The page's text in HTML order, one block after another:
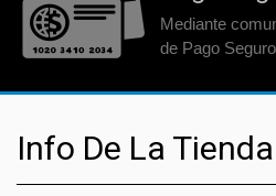
Mediante
de Pago Seguro
Info De La Tienda